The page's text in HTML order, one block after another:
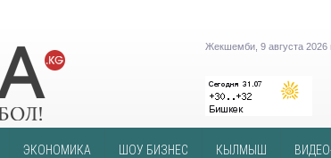
Жекшемби, 9 августа 2026
ЭКОНОМИКА ШОУ БИЗНЕС КЫЛМЫШ